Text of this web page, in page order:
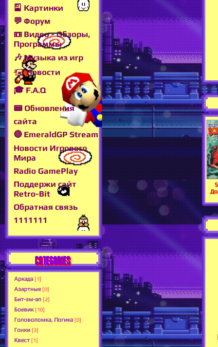
🎴 Картинки
💬 Форум
📼 Видео - Обзоры,
Программы
🎶 Музыка из игр
🖅 Новости
🎓 F.A.Q
📟 Обновления
сайта
🔴 EmeraldGP Stream
Новости Игрового
Мира
Radio GamePlay
Поддержи сайт
Retro-Bit
Обратная связь
1111111
CATEGORIES
Аркада [1]
Азартные [0]
Бит-эм-ап [2]
Боевик [10]
Головоломка, Логика [0]
Гонки [3]
Квест [1]